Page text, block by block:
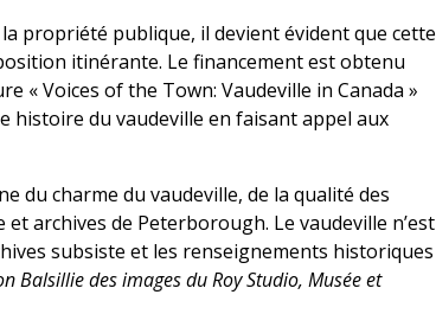
propriété publique, il devient évident que cette
itinérante. Le financement est obtenu
« Voices of the Town: Vaudeville in Canada »
histoire du vaudeville en faisant appel aux
du charme du vaudeville, de la qualité des
archives de Peterborough. Le vaudeville n’est
subsiste et les renseignements historiques
Balsillie des images du Roy Studio, Musée et